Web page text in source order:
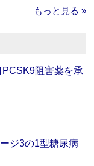
もっと見る »
阻害薬を承
ジ3の1型糖尿病